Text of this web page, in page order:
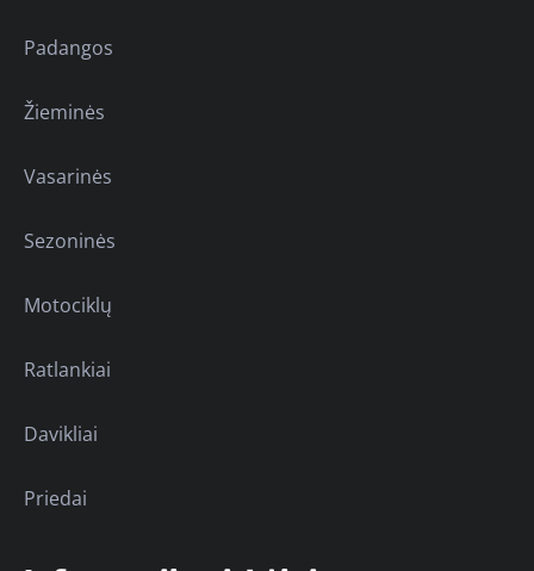
Padangos
Žieminės
Vasarinės
Sezoninės
Motociklų
Ratlankiai
Davikliai
Priedai